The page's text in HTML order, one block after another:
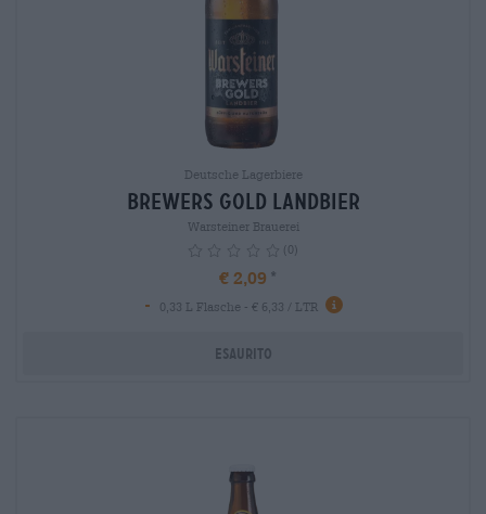
Deutsche Lagerbiere
Brewers Gold Landbier
Warsteiner Brauerei
(0)
€ 2,09
-
0,33 L Flasche - € 6,33 / LTR info
Esaurito